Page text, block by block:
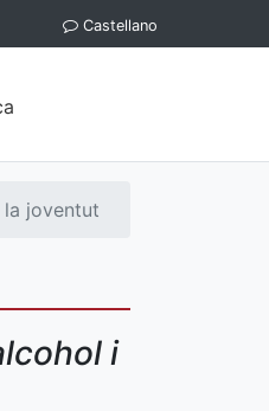
Castellano
la joventut
i